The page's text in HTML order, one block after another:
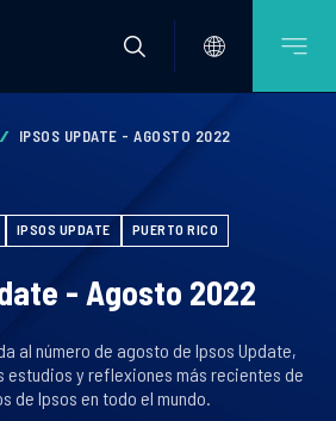
IPSOS UPDATE - AGOSTO 2022
IPSOS UPDATE PUERTO RICO
- Agosto 2022
al número de agosto de Ipsos Update,
estudios y reflexiones más recientes de
de Ipsos en todo el mundo.